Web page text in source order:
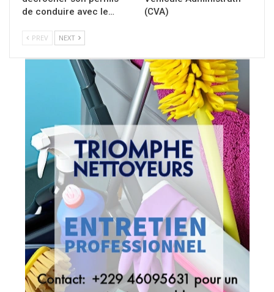
de conduire avec le…
(CVA)
PREV NEXT